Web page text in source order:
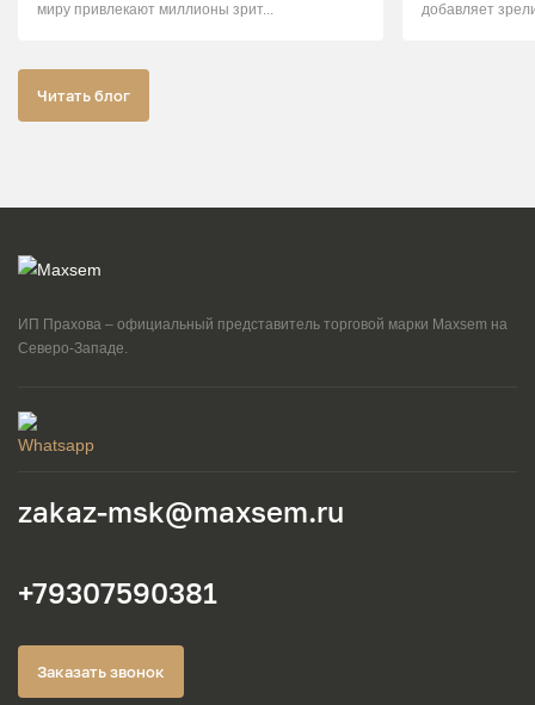
миру привлекают миллионы зрит...
добавляет
Читать блог
ИП Прахова – официальный представитель торговой марки Maxsem на
Северо-Западе.
zakaz-msk@maxsem.ru
+79307590381
Заказать звонок